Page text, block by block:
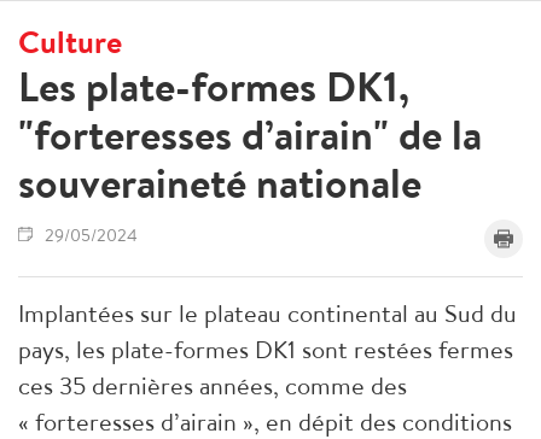
Culture
Les plate-formes DK1,
"forteresses d’airain" de la
souveraineté nationale
29/05/2024
Implantées sur le plateau continental au Sud du
pays, les plate-formes DK1 sont restées fermes
ces 35 dernières années, comme des
« forteresses d’airain », en dépit des conditions